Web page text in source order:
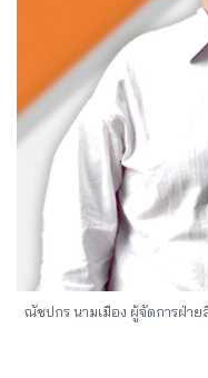
ณัชปกร นามเมือง ผู้จัดการฝ่า